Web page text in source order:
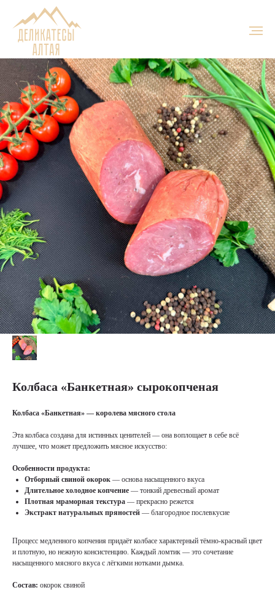
Колбаса «Банкетная» сырокопченая
Колбаса «Банкетная» — королева мясного стола
Эта колбаса создана для истинных ценителей — она воплощает в себе всё
лучшее, что может предложить мясное искусство:
Особенности продукта:
Отборный свиной окорок — основа насыщенного вкуса
Длительное холодное копчение — тонкий древесный аромат
Плотная мраморная текстура — прекрасно режется
Экстракт натуральных пряностей — благородное послевкусие
Процесс медленного копчения придаёт колбасе характерный тёмно-красный цвет
и плотную, но нежную консистенцию. Каждый ломтик — это сочетание
насыщенного мясного вкуса с лёгкими нотками дымка.
Состав: окорок свиной